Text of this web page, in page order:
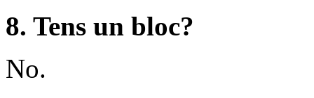
8. Tens un bloc?
No.